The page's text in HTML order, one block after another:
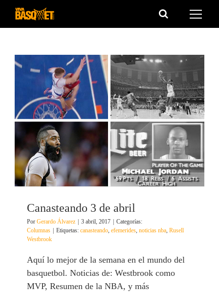
Saltar
Canasteando 3 de abril
Por Gerardo Álvarez 3 abril, 2017
Categorías:
Columnas
Etiquetas: canasteando, efemerides, noticias nba, Rusell
Westbrook
Aquí lo mejor de la semana en el mundo del
basquetbol. Noticias de: Westbrook como
MVP, Resumen de la NBA, y más